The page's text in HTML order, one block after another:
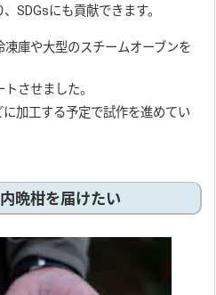
SDGsにも貢献できます。
庫や大型のスチームオーブンを
させました。
加工する予定で試作を進めてい
晩柑を届けたい